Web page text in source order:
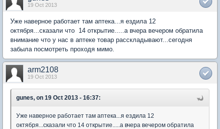
19 Oct 2013
Уже наверное работает там аптека...я ездила 12
октября...сказали что 14 открытие.....а вчера вечером обратила
внимание что у нас в аптеке товар расскладывают...сегодня
забыла посмотреть проходя мимо.
arm2108
19 Oct 2013
gunes, on 19 Oct 2013 - 16:37:
Уже наверное работает там аптека...я ездила 12
октября...сказали что 14 открытие.....а вчера вечером обратила